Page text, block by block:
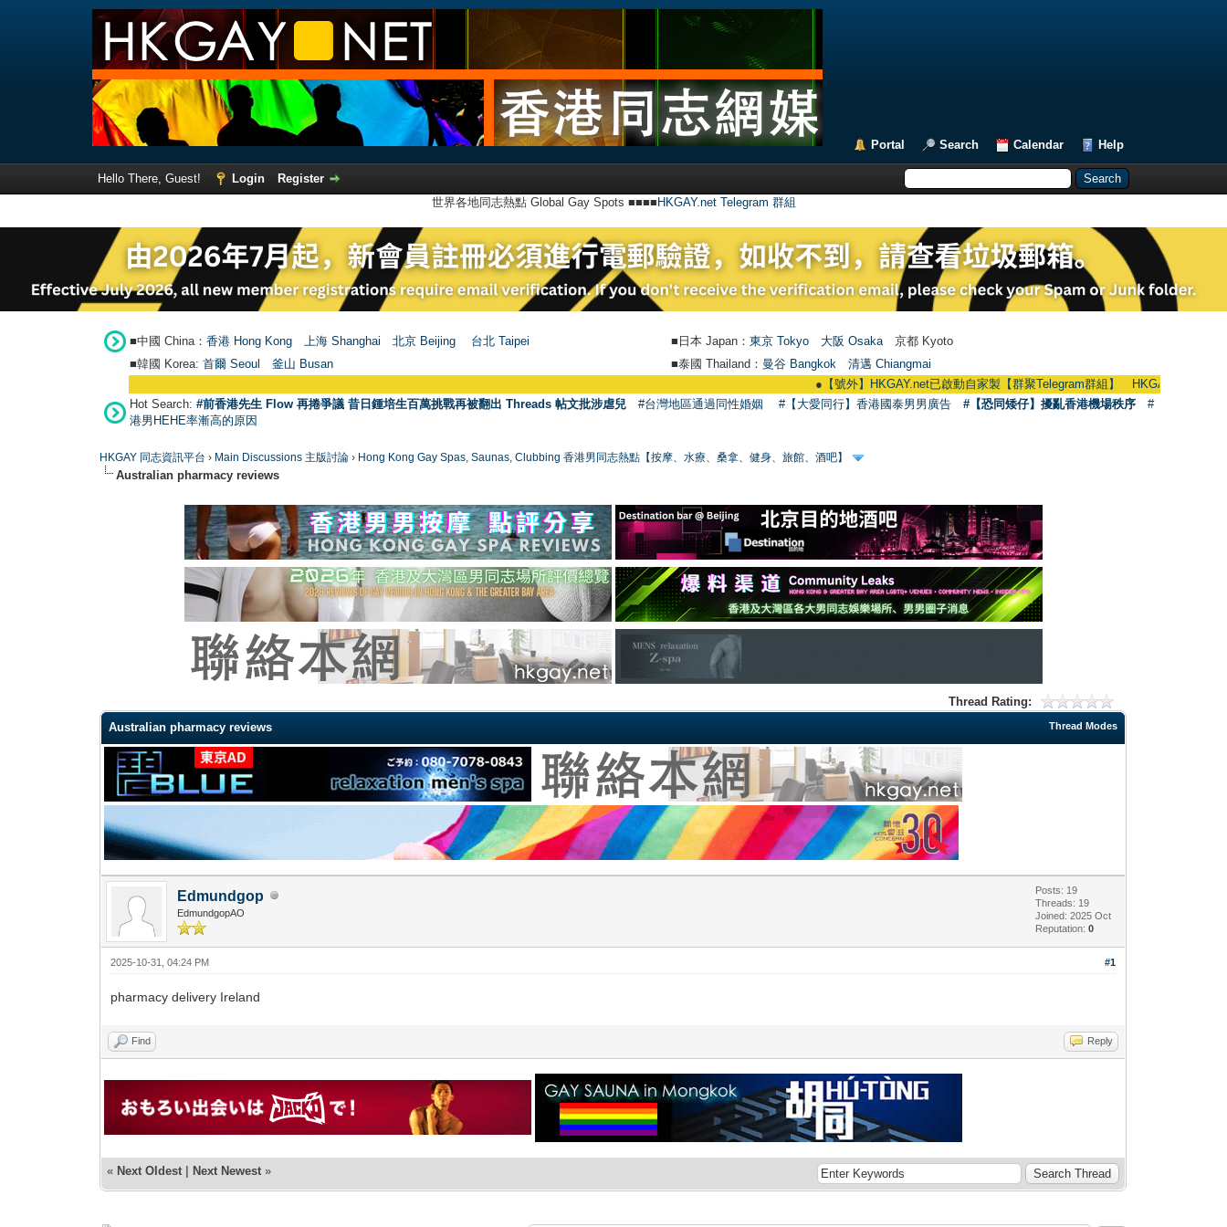
Portal Search Calendar Help
Hello There, Guest! Login
Register
世界各地同志熱點 Global Gay Spots ■■■■ HKGAY.net Telegram 群組
■中國 China： 香港 Hong Kong 上海 Shanghai 北京 Beijing 台北 Taipei ■日本 Japan： 東京 Tokyo 大阪 Osaka 京都 Kyoto
■韓國 Korea: 首爾 Seou 釜山 Busan ■泰國 Thailand： 曼谷 Bangkok
清邁 Chiangmai
【號外】HKGAY.net已啟動自家製【群聚Telegram群組】 HKGAY.net has
Hot Search: #前香港先生 Flow 再捲爭議 昔日鍾培生百萬挑戰再被翻出 Threads 帖文批涉虐兒 #台灣地區通過同性婚姻 #【大愛同行】香港國泰男男廣告 #【恐同矮仔】擾亂香港機場秩序
#
港男HEHE率漸高的原因
HKGAY 同志資訊平台 › Main Discussions 主版討論 › Hong Kong Gay Spas, Saunas, Clubbing 香港男同志熱點【按摩、水療、桑拿、健身、旅館、酒吧】
Australian pharmacy reviews
Thread Rating:
Thread Modes
Australian pharmacy reviews
Edmundgop
EdmundgopAO
Posts: 19
Threads: 19
Joined: 2025 Oct
Reputation:0
#1
2025-10-31, 04:24 PM
pharmacy delivery Ireland
Find Reply
« Next Oldest | Next Newest »